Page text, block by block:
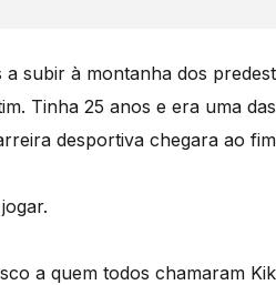
subir à montanha dos
Tinha 25 anos e era uma
desportiva chegara ao
a quem todos chamaram